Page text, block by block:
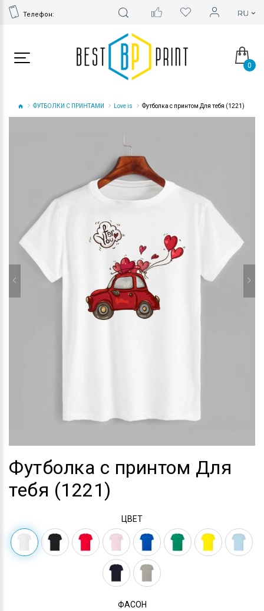
Телефон:
0
ФУТБОЛКИ С ПРИНТАМИ Love is Футболка с принтом Для тебя (1221)
Футболка с принтом Для
тебя (1221)
ЦВЕТ
ФАСОН